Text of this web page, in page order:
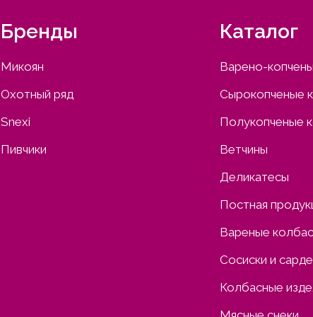
Бренды
Микоян
Охотный ряд
Snexi
Пивчики
Каталог
Варено-
Сырокопченые
Полукопченые
Ветчины
Деликатесы
Постная
Вареные
Сосиски и
Колбасные